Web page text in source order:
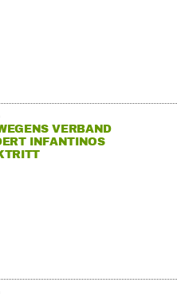
VERBAND
INFANTINOS